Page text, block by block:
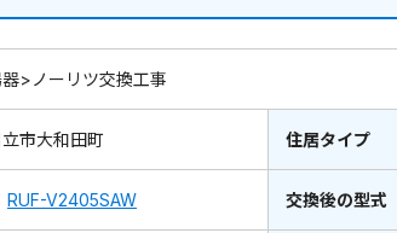
>ノーリツ交換工事
市大和田町 住居タイプ
RUF-V2405SAW 交換後の型式